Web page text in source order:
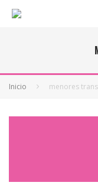
Inicio menores trans